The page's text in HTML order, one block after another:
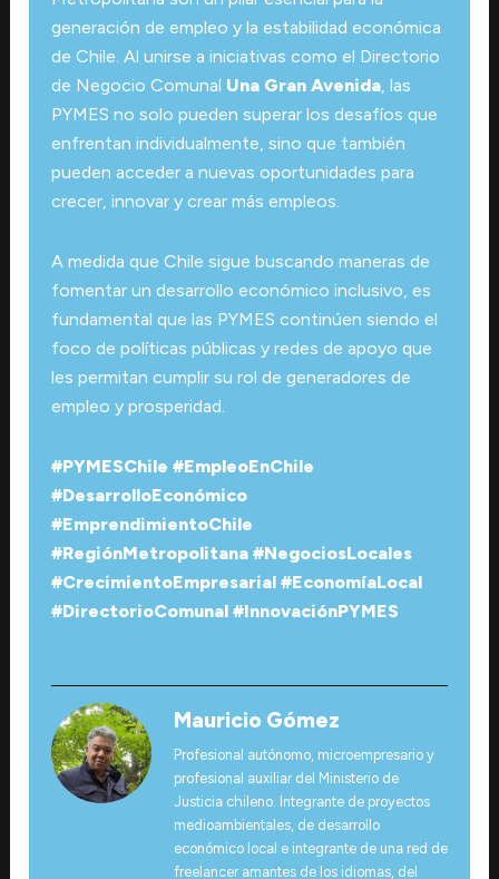
generación de empleo y la estabilidad económica
de Chile. Al unirse a iniciativas como el Directorio
de Negocio Comunal Una Gran Avenida, las
PYMES no solo pueden superar los desafíos que
enfrentan individualmente, sino que también
pueden acceder a nuevas oportunidades para
crecer, innovar y crear más empleos.
A medida que Chile sigue buscando maneras de
fomentar un desarrollo económico inclusivo, es
fundamental que las PYMES continúen siendo el
foco de políticas públicas y redes de apoyo que
les permitan cumplir su rol de generadores de
empleo y prosperidad.
#PYMESChile #EmpleoEnChile
#DesarrolloEconómico
#EmprendimientoChile
#RegiónMetropolitana #NegociosLocales
#CrecimientoEmpresarial #EconomíaLocal
#DirectorioComunal #InnovaciónPYMES
Mauricio Gómez
Profesional autónomo, microempresario y
profesional auxiliar del Ministerio de
Justicia chileno. Integrante de proyectos
medioambientales, de desarrollo
económico local e integrante de una red de
freelancer amantes de los idiomas, del